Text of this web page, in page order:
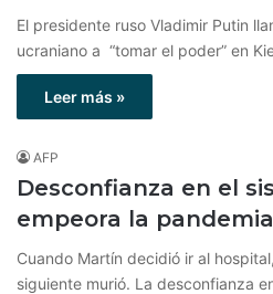
El presidente ruso Vladimir Putin
ucraniano a “tomar el poder” en
Leer más »
AFP
Desconfianza en el
empeora la
Cuando Martín decidió ir al
siguiente murió. La desconfianza